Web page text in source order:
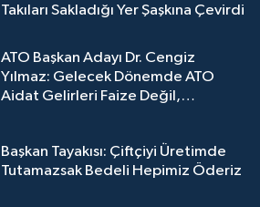
Takıları Sakladığı Yer Şaşkına Çevirdi
ATO Başkan Adayı Dr. Cengiz
Yılmaz: Gelecek Dönemde ATO
Aidat Gelirleri Faize Değil,
Başkan Tayakısı: Çiftçiyi Üretimde
Tutamazsak Bedeli Hepimiz Öderiz